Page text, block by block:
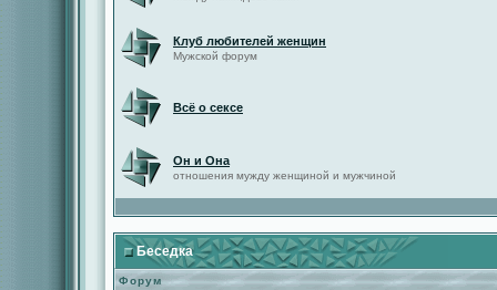
Клуб любителей женщин
Мужской форум
Всё о сексе
Он и Она
отношения мужду женщиной и мужчиной
Беседка
Форум